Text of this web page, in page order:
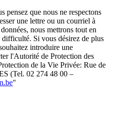
pensez que nous ne respectons
une lettre ou un courriel à
nous mettrons tout en
Si vous désirez de plus
introduire une
l'Autorité de Protection des
de la Vie Privée: Rue de
(Tel. 02 274 48 00 –
"